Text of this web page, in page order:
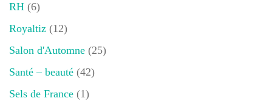
RH (6)
Royaltiz (12)
Salon d'Automne (25)
Santé – beauté (42)
Sels de France (1)